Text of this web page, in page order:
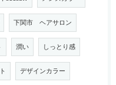
下関市 ヘアサロン
潤い しっとり感
デザインカラー